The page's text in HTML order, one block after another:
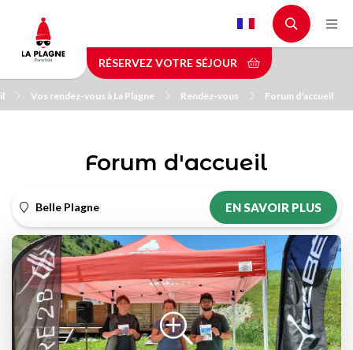
contenu
principal
RÉSERVEZ VOTRE SÉJOUR
Vos rendez-vous à La Plagne Rendez-vous Forum d'accueil
Forum d'accueil
Belle Plagne EN SAVOIR PLUS